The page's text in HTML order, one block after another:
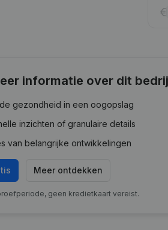
informatie over dit
gezondheid in een oogopslag
inzichten of granulaire details
van belangrijke ontwikkelingen
Meer ontdekken
geen kredietkaart vereist.